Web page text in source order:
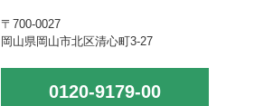
〒700-0027
岡山県岡山市北区清心町3-27
0120-9179-00